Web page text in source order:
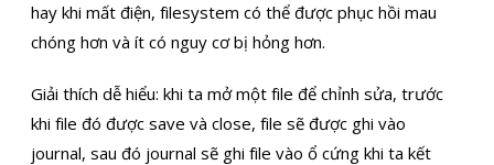
hay khi mất điện, filesystem có thể được phục hồi mau
chóng hơn và ít có nguy cơ bị hỏng hơn.
Giải thích dễ hiểu: khi ta mở một file để chỉnh sửa, trước
khi file đó được save và close, file sẽ được ghi vào
journal, sau đó journal sẽ ghi file vào ổ cứng khi ta kết